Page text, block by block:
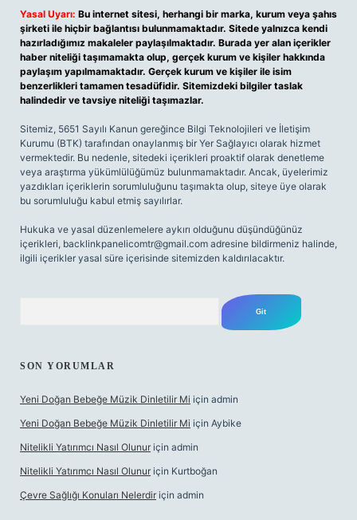
Yasal Uyarı: Bu internet sitesi, herhangi bir marka, kurum veya şahıs
şirketi ile hiçbir bağlantısı bulunmamaktadır. Sitede yalnızca kendi
hazırladığımız makaleler paylaşılmaktadır. Burada yer alan içerikler
haber niteliği taşımamakta olup, gerçek kurum ve kişiler hakkında
paylaşım yapılmamaktadır. Gerçek kurum ve kişiler ile isim
benzerlikleri tamamen tesadüfidir. Sitemizdeki bilgiler taslak
halindedir ve tavsiye niteliği taşımazlar.
Sitemiz, 5651 Sayılı Kanun gereğince Bilgi Teknolojileri ve İletişim
Kurumu (BTK) tarafından onaylanmış bir Yer Sağlayıcı olarak hizmet
vermektedir. Bu nedenle, sitedeki içerikleri proaktif olarak denetleme
veya araştırma yükümlülüğümüz bulunmamaktadır. Ancak, üyelerimiz
yazdıkları içeriklerin sorumluluğunu taşımakta olup, siteye üye olarak
bu sorumluluğu kabul etmiş sayılırlar.
Hukuka ve yasal düzenlemelere aykırı olduğunu düşündüğünüz
içerikleri, backlinkpanelicomtr@gmail.com adresine bildirmeniz halinde,
ilgili içerikler yasal süre içerisinde sitemizden kaldırılacaktır.
SON YORUMLAR
Yeni Doğan Bebeğe Müzik Dinletilir Mi için admin
Yeni Doğan Bebeğe Müzik Dinletilir Mi için Aybike
Nitelikli Yatırımcı Nasıl Olunur için admin
Nitelikli Yatırımcı Nasıl Olunur için Kurtboğan
Çevre Sağlığı Konuları Nelerdir için admin